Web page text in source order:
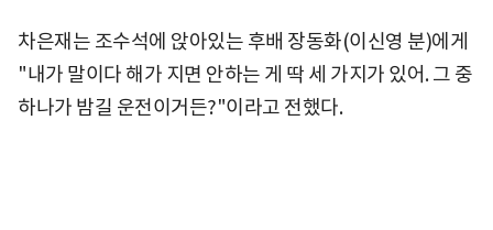
차은재는 조수석에 앉아있는 후배 장동화(이신영 분)에게
"내가 말이다 해가 지면 안하는 게 딱 세 가지가 있어. 그 중
하나가 밤길 운전이거든?"이라고 전했다.